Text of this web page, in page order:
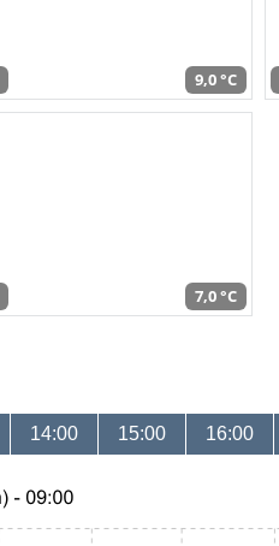
9,0 °C
7,0 °C
14:00 15:00 16:00